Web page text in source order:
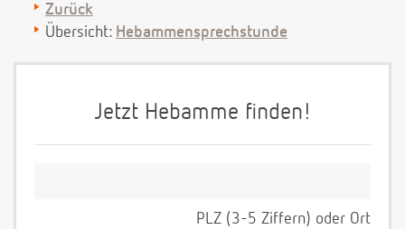
Zurück
Übersicht: Hebammensprechstunde
Jetzt Hebamme finden!
PLZ (3-5 Ziffern) oder Ort